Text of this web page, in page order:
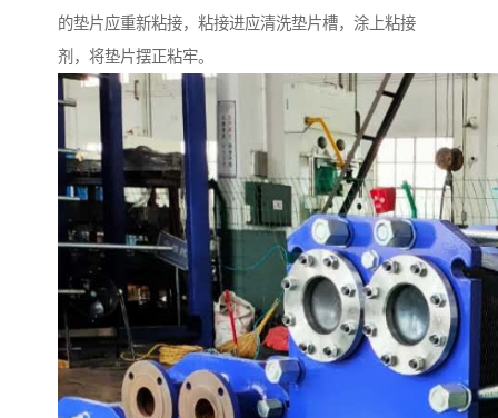
的垫片应重新粘接，粘接进应清洗垫片槽，涂上粘接
剂，将垫片摆正粘牢。